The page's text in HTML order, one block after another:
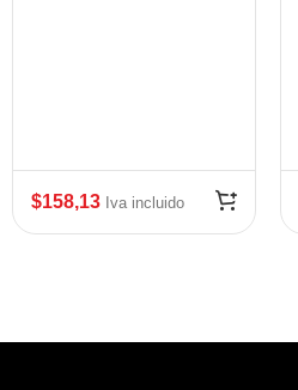
$158,13 Iva incluido